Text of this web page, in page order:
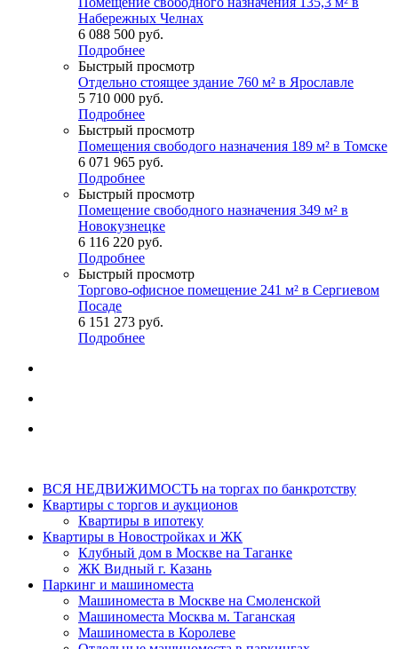
Набережных Челнах
6 088 500 руб.
Подробнее
Быстрый просмотр
Отдельно стоящее здание 760 м² в Ярославле
5 710 000 руб.
Подробнее
Быстрый просмотр
Помещения свободого назначения 189 м² в Томске
6 071 965 руб.
Подробнее
Быстрый просмотр
Помещение свободного назначения 349 м² в
Новокузнецке
6 116 220 руб.
Подробнее
Быстрый просмотр
Торгово-офисное помещение 241 м² в Сергиевом
Посаде
6 151 273 руб.
Подробнее
ВСЯ НЕДВИЖИМОСТЬ на торгах по банкротству
Квартиры с торгов и аукционов
Квартиры в ипотеку
Квартиры в Новостройках и ЖК
Клубный дом в Москве на Таганке
ЖК Видный г. Казань
Паркинг и машиноместа
Машиноместа в Москве на Смоленской
Машиноместа Москва м. Таганская
Машиноместа в Королеве